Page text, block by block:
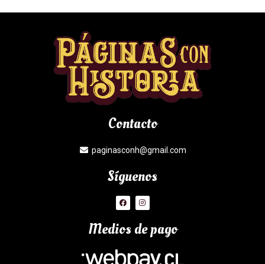
Contacto
paginasconh@gmail.com
Síguenos
Medios de pago